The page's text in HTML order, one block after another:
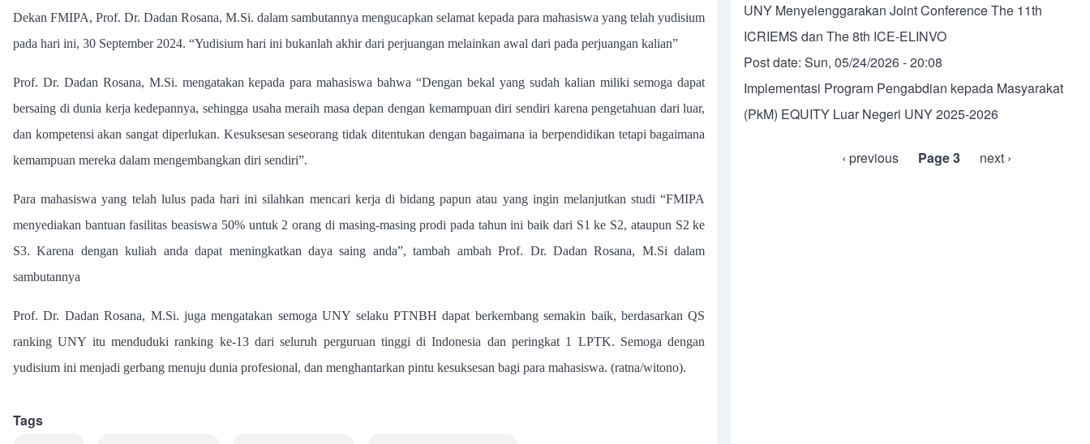
Dekan FMIPA, Prof. Dr. Dadan Rosana, M.Si. dalam sambutannya mengucapkan selamat kepada para mahasiswa yang telah yudisium
pada hari ini, 30 September 2024. “Yudisium hari ini bukanlah akhir dari perjuangan melainkan awal dari pada perjuangan kalian”
Prof. Dr. Dadan Rosana, M.Si. mengatakan kepada para mahasiswa bahwa “Dengan bekal yang sudah kalian miliki semoga dapat
bersaing di dunia kerja kedepannya, sehingga usaha meraih masa depan dengan kemampuan diri sendiri karena pengetahuan dari luar,
dan kompetensi akan sangat diperlukan. Kesuksesan seseorang tidak ditentukan dengan bagaimana ia berpendidikan tetapi bagaimana
kemampuan mereka dalam mengembangkan diri sendiri”.
Para mahasiswa yang telah lulus pada hari ini silahkan mencari kerja di bidang papun atau yang ingin melanjutkan studi “FMIPA
menyediakan bantuan fasilitas beasiswa 50% untuk 2 orang di masing-masing prodi pada tahun ini baik dari S1 ke S2, ataupun S2 ke
S3. Karena dengan kuliah anda dapat meningkatkan daya saing anda”, tambah ambah Prof. Dr. Dadan Rosana, M.Si dalam
sambutannya
Prof. Dr. Dadan Rosana, M.Si. juga mengatakan semoga UNY selaku PTNBH dapat berkembang semakin baik, berdasarkan QS
ranking UNY itu menduduki ranking ke-13 dari seluruh perguruan tinggi di Indonesia dan peringkat 1 LPTK. Semoga dengan
yudisium ini menjadi gerbang menuju dunia profesional, dan menghantarkan pintu kesuksesan bagi para mahasiswa. (ratna/witono).
Tags
UNY Menyelenggarakan Joint Conference The 11th
ICRIEMS dan The 8th ICE-ELINVO
Post date:Sun, 05/24/2026 - 20:08
Implementasi Program Pengabdian kepada Masyarakat
(PkM) EQUITY Luar Negeri UNY 2025-2026
Previous page
‹ previous Page 3 Next page
next ›